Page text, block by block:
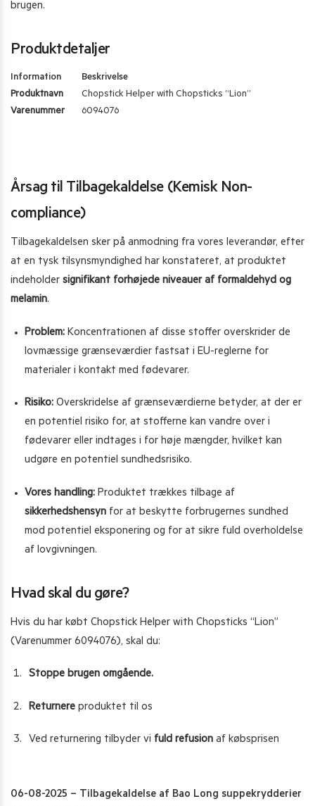
brugen.
Produktdetaljer
Information
Beskrivelse
Produktnavn
Chopstick Helper with Chopsticks “Lion”
Varenummer
6094076
Årsag til Tilbagekaldelse (Kemisk Non-
compliance)
Tilbagekaldelsen sker på anmodning fra vores leverandør, efter
at en tysk tilsynsmyndighed har konstateret, at produktet
indeholder signifikant forhøjede niveauer af formaldehyd og
melamin.
Problem: Koncentrationen af disse stoffer overskrider de
lovmæssige grænseværdier fastsat i EU-reglerne for
materialer i kontakt med fødevarer.
Risiko: Overskridelse af grænseværdierne betyder, at der er
en potentiel risiko for, at stofferne kan vandre over i
fødevarer eller indtages i for høje mængder, hvilket kan
udgøre en potentiel sundhedsrisiko.
Vores handling: Produktet trækkes tilbage af
sikkerhedshensyn for at beskytte forbrugernes sundhed
mod potentiel eksponering og for at sikre fuld overholdelse
af lovgivningen.
Hvad skal du gøre?
Hvis du har købt Chopstick Helper with Chopsticks “Lion”
(Varenummer 6094076), skal du:
Stoppe brugen omgående.
Returnere produktet til os
Ved returnering tilbyder vi fuld refusion af købsprisen
06-08-2025 – Tilbagekaldelse af Bao Long suppekrydderier